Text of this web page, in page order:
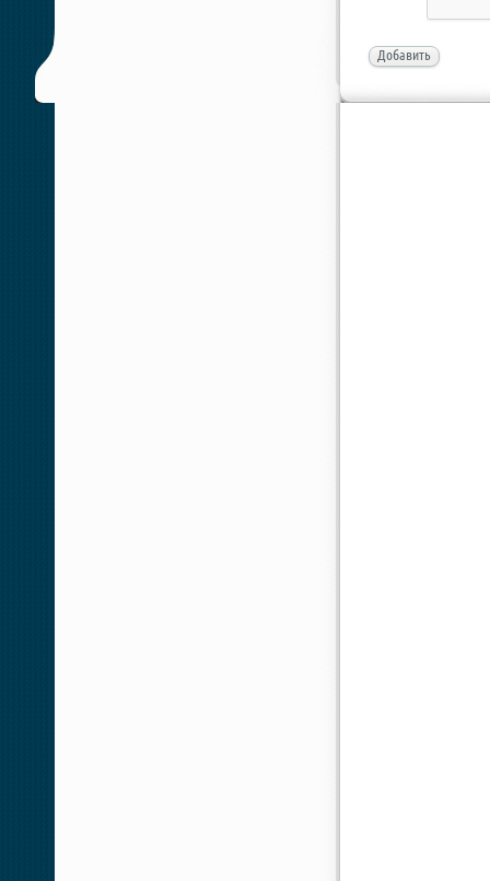
Добавить